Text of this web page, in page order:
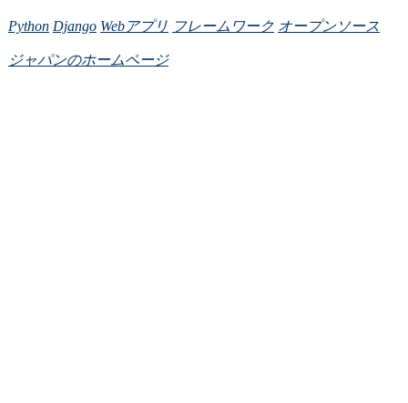
Python Django Webアプリ フレームワーク オープンソース
ジャパンのホームページ